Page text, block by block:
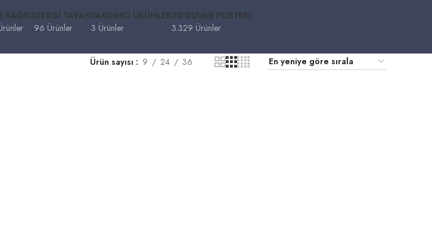
KAĞIDIGERGI TAVAN
96 Ürünler
YARDIMCI ÜRÜNLER
3 Ürünler
3D DUVAR POSTERI
3.329 Ürünler
Ürün sayısı 9 24 36